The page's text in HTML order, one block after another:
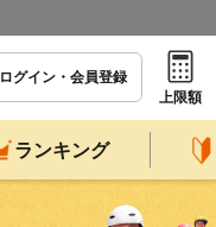
ログイン・会員登録
上限額
ランキング